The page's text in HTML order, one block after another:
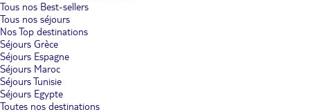
Tous nos Best-sellers
Tous nos séjours
Nos Top destinations
Séjours Grèce
Séjours Espagne
Séjours Maroc
Séjours Tunisie
Séjours Egypte
Toutes nos destinations